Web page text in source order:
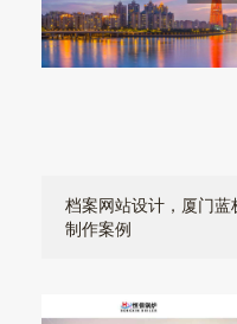
档案网站设计，厦门
制作案例